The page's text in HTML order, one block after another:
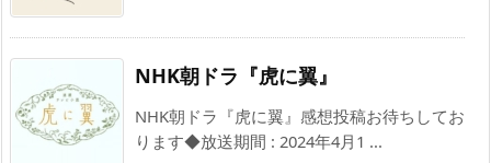
NHK朝ドラ『虎に翼』
NHK朝ドラ『虎に翼』感想投稿お待ちしてお
ります◆放送期間 : 2024年4月1 ...